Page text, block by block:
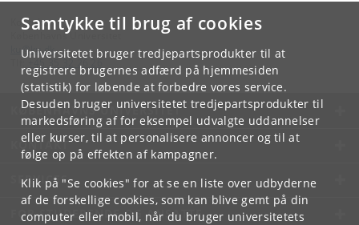
Samtykke til brug af cookies
Universitetet bruger tredjepartsprodukter til at
registrere brugernes adfærd på hjemmesiden
(statistik) for løbende at forbedre vores service.
Desuden bruger universitetet tredjepartsprodukter til
markedsføring af for eksempel udvalgte uddannelser
eller kurser, til at personalisere annoncer og til at
følge op på effekten af kampagner.
Klik på "Se cookies" for at se en liste over udbyderne
af de forskellige cookies, som kan blive gemt på din
computer eller mobil, når du bruger universitetets
Kontakt:
Københavns Universitet
@ku.dk
KØBENHAVNS UNIVERSITET
KONTAKT
SERVICES
FOR STUDERENDE OG ANSATTE